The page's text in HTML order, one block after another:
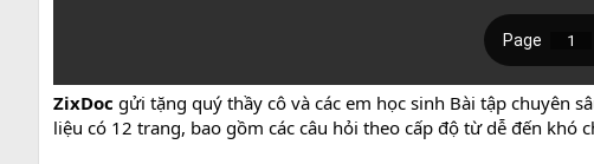
ZixDoc gửi tặng quý thầy cô và các em học sinh Bài tập chuyên
liệu có 12 trang, bao gồm các câu hỏi theo cấp độ từ dễ đến khó